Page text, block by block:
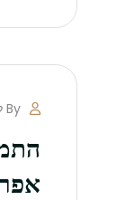
By לקסיס נקסט - מחקר וחיפוש משפטי